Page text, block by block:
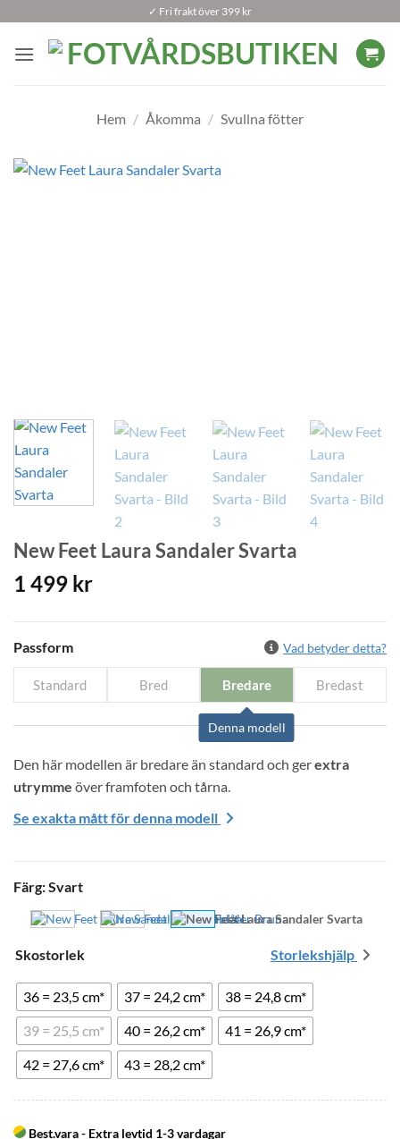
content
✓ Fri frakt över 399 kr
Hem / Åkomma / Svullna fötter
New Feet Laura Sandaler Svarta
1 499 kr
Passform Vad betyder detta?
Standard Bred Bredare
Denna modell
Bredast
Den här modellen är bredare än standard och ger extra
utrymme över framfoten och tårna.
Se exakta mått för denna modell
Färg:Svart
Skostorlek Storlekshjälp
36 = 23,5 cm* 37 = 24,2 cm*
38 = 24,8 cm*
39 = 25,5 cm*
40 = 26,2 cm*
41 = 26,9 cm*
42 = 27,6 cm*
43 = 28,2 cm*
valBest.vara - Extra levtid 1-3 vardagar